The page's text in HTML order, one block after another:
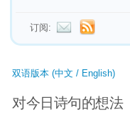
订阅:
双语版本 (中文 / English)
对今日诗句的想法